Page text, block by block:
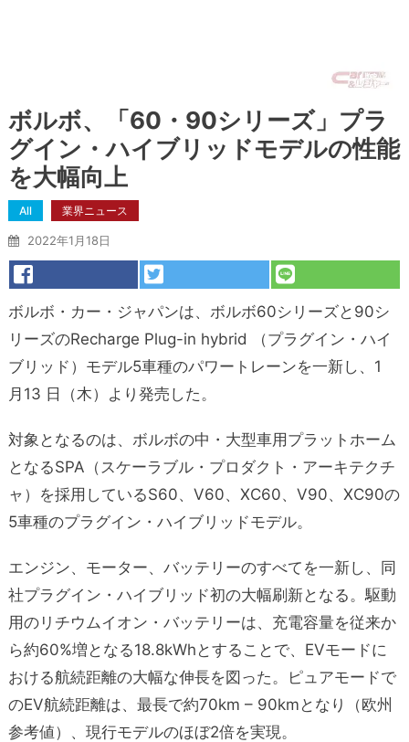
ボルボ、「60・90シリーズ」プラ
グイン・ハイブリッドモデルの性能
を大幅向上
All 業界ニュース
2022年1月18日
ボルボ・カー・ジャパンは、ボルボ60シリーズと90シ
リーズのRecharge Plug-in hybrid （プラグイン・ハイ
ブリッド）モデル5車種のパワートレーンを一新し、1
月13 日（木）より発売した。
対象となるのは、ボルボの中・大型車用プラットホーム
となるSPA（スケーラブル・プロダクト・アーキテクチ
ャ）を採用しているS60、V60、XC60、V90、XC90の
5車種のプラグイン・ハイブリッドモデル。
エンジン、モーター、バッテリーのすべてを一新し、同
社プラグイン・ハイブリッド初の大幅刷新となる。駆動
用のリチウムイオン・バッテリーは、充電容量を従来か
ら約60%増となる18.8kWhとすることで、EVモードに
おける航続距離の大幅な伸長を図った。ピュアモードで
のEV航続距離は、最長で約70km – 90kmとなり（欧州
参考値）、現行モデルのほぼ2倍を実現。